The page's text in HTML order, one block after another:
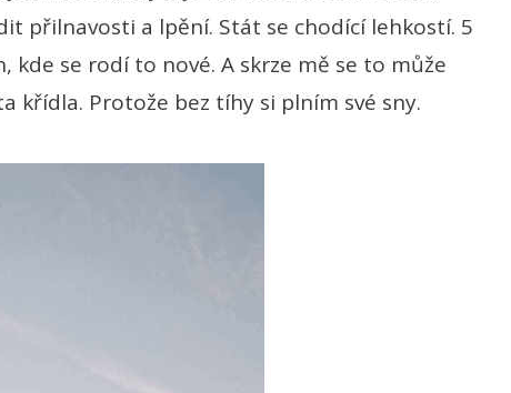
přilnavosti a lpění. Stát se chodící lehkostí. 5
kde se rodí to nové. A skrze mě se to může
Protože bez tíhy si plním své sny.